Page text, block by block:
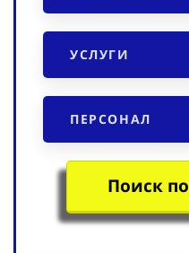
УСЛУГИ
ПЕРСОНАЛ
Поиск